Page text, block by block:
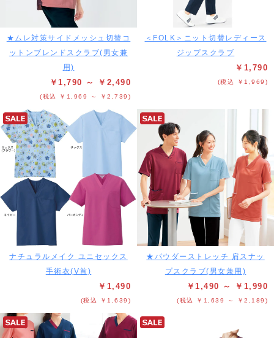
★ムレ対策サイドメッシュ切替コ
ットンブレンドスクラブ(男女兼
用)
￥1,790 ～ ￥2,490
(税込 ￥1,969 ～ ￥2,739)
＜FOLK＞ニット切替レディース
ジップスクラブ
￥1,790
(税込 ￥1,969)
ナチュラルメイク ユニセックス
手術衣(V首)
￥1,490
(税込 ￥1,639)
★パウダーストレッチ 肩スナッ
プスクラブ(男女兼用)
￥1,490 ～ ￥1,990
(税込 ￥1,639 ～ ￥2,189)